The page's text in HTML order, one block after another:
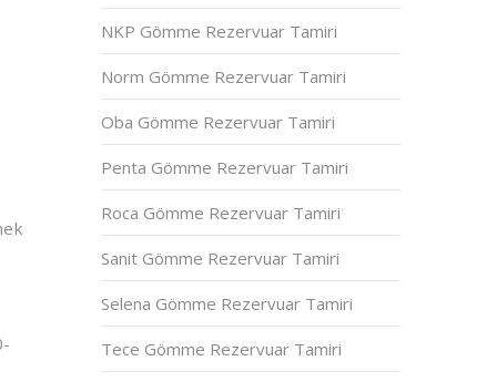
NKP Gömme Rezervuar Tamiri
Norm Gömme Rezervuar Tamiri
Oba Gömme Rezervuar Tamiri
Penta Gömme Rezervuar Tamiri
Roca Gömme Rezervuar Tamiri
Sanit Gömme Rezervuar Tamiri
Selena Gömme Rezervuar Tamiri
Tece Gömme Rezervuar Tamiri